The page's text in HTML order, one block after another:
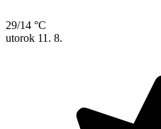
29/14 °C
utorok 11. 8.